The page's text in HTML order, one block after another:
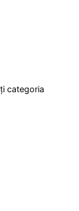
categoria